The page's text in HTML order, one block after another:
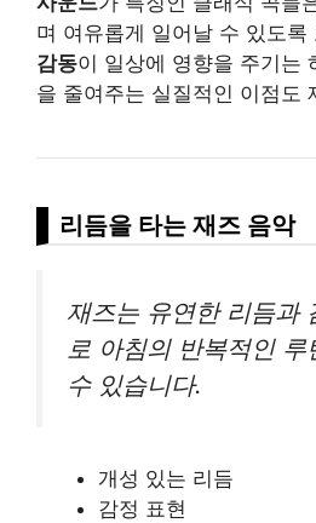
며 여유롭게 일어날 수 있도록
감동이 일상에 영향을 주기는
을 줄여주는 실질적인 이점도
리듬을 타는 재즈 음악
재즈는 유연한 리듬과
로 아침의 반복적인
수 있습니다.
개성 있는 리듬
감정 표현